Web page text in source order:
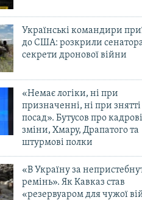
Українські командири
до США: розкрили
секрети дронової війни
«Немає логіки, ні при
призначенні, ні при знятті
посад». Бутусов про кадрові
зміни, Хмару, Драпатого та
штурмові полки
«В Україну за
ремінь». Як Кавказ став
«резервуаром для чужої